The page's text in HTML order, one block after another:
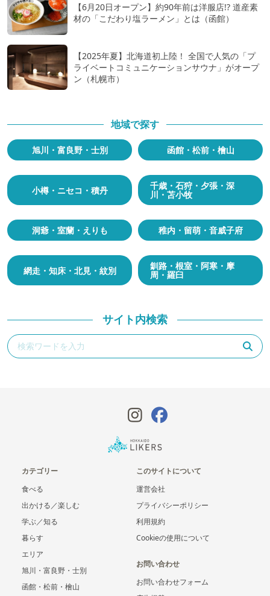
【6月20日オープン】約90年前は洋服店!? 道産素
材の「こだわり塩ラーメン」とは（函館）
【2025年夏】北海道初上陸！ 全国で人気の「プ
ライベートコミュニケーションサウナ」がオープ
ン（札幌市）
地域で探す
旭川・富良野・士別 函館・松前・檜山
小樽・ニセコ・積丹 千歳・石狩・夕張・深
川・苫小牧
洞爺・室蘭・えりも 稚内・留萌・音威子府
網走・知床・北見・紋別 釧路・根室・阿寒・摩
周・羅臼
サイト内検索
カテゴリー
食べる
出かける／楽しむ
学ぶ／知る
暮らす
エリア
旭川・富良野・士別
函館・松前・檜山
このサイトについて
運営会社
プライバシーポリシー
利用規約
Cookieの使用について
お問い合わせ
お問い合わせフォーム